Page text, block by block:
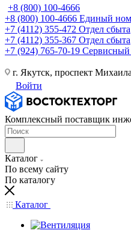
+8 (800) 100-4666
+8 (800) 100-4666 Единый
+7 (4112) 355-472 Отдел сбыта
+7 (4112) 355-367 Отдел сбыта
+7 (924) 765-70-19 Сервисный
г. Якутск, проспект
Войти
Комплексный поставщик
Каталог
По всему сайту
По каталогу
Каталог